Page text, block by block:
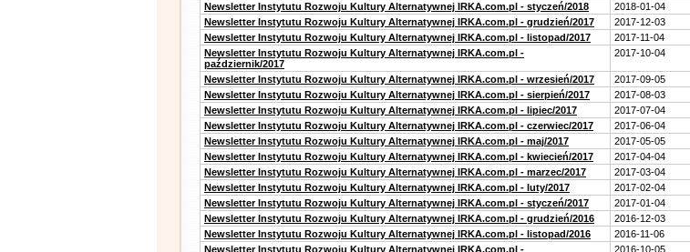
Newsletter Instytutu Rozwoju Kultury Alternatywnej IRKA.com.pl - styczeń/2018
2018-01-04
Newsletter Instytutu Rozwoju Kultury Alternatywnej IRKA.com.pl - grudzień/2017
2017-12-03
Newsletter Instytutu Rozwoju Kultury Alternatywnej IRKA.com.pl - listopad/2017
2017-11-04
Newsletter Instytutu Rozwoju Kultury Alternatywnej IRKA.com.pl -
październik/2017
2017-10-04
Newsletter Instytutu Rozwoju Kultury Alternatywnej IRKA.com.pl - wrzesień/2017
2017-09-05
Newsletter Instytutu Rozwoju Kultury Alternatywnej IRKA.com.pl - sierpień/2017
2017-08-03
Newsletter Instytutu Rozwoju Kultury Alternatywnej IRKA.com.pl - lipiec/2017
2017-07-04
Newsletter Instytutu Rozwoju Kultury Alternatywnej IRKA.com.pl - czerwiec/2017
2017-06-04
Newsletter Instytutu Rozwoju Kultury Alternatywnej IRKA.com.pl - maj/2017
2017-05-05
Newsletter Instytutu Rozwoju Kultury Alternatywnej IRKA.com.pl - kwiecień/2017
2017-04-04
Newsletter Instytutu Rozwoju Kultury Alternatywnej IRKA.com.pl - marzec/2017
2017-03-04
Newsletter Instytutu Rozwoju Kultury Alternatywnej IRKA.com.pl - luty/2017
2017-02-04
Newsletter Instytutu Rozwoju Kultury Alternatywnej IRKA.com.pl - styczeń/2017
2017-01-04
Newsletter Instytutu Rozwoju Kultury Alternatywnej IRKA.com.pl - grudzień/2016
2016-12-03
Newsletter Instytutu Rozwoju Kultury Alternatywnej IRKA.com.pl - listopad/2016
2016-11-06
Newsletter Instytutu Rozwoju Kultury Alternatywnej IRKA.com.pl -
2016-10-05